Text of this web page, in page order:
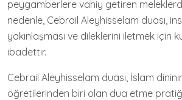
peygamberlere vahiy getiren
nedenle, Cebrail Aleyhisselam duası,
yakınlaşması ve dileklerini iletmek için
ibadettir.
Cebrail Aleyhisselam duası, İslam
öğretilerinden biri olan dua etme